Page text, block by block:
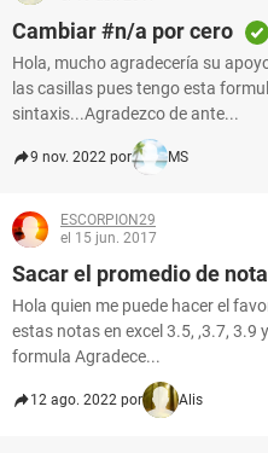
Cambiar #n/a por cero
Hola, mucho agradecería su
las casillas pues tengo esta
sintaxis...Agradezco de ante...
9 nov. 2022 por MS
ESCORPION29
el 15 jun. 2017
Sacar el promedio de
Hola quien me puede hacer el
estas notas en excel 3.5, ,3.7, 3.9
formula Agradece...
12 ago. 2022 por Alis